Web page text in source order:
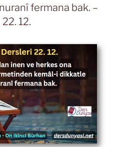
fermana bak. –
12.